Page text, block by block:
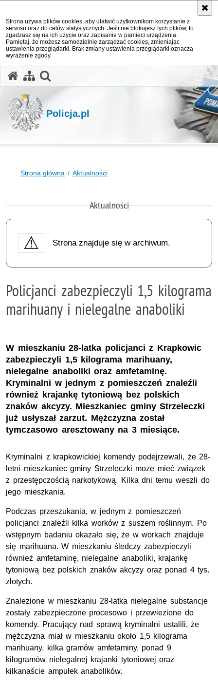
Strona używa plików cookies, aby ułatwić użytkownikom korzystanie z
serwisu oraz do celów statystycznych. Jeśli nie blokujesz tych plików, to
zgadzasz się na ich użycie oraz zapisanie w pamięci urządzenia.
Pamiętaj, że możesz samodzielnie zarządzać cookies, zmieniając
ustawienia przeglądarki. Brak zmiany ustawienia przeglądarki oznacza
wyrażenie zgody.
Policja.pl
Strona główna Aktualności
Aktualności
Strona znajduje się w archiwum.
Policjanci zabezpieczyli 1,5 kilograma
marihuany i nielegalne anaboliki
W mieszkaniu 28-latka policjanci z Krapkowic
zabezpieczyli 1,5 kilograma marihuany,
nielegalne anaboliki oraz amfetaminę.
Kryminalni w jednym z pomieszczeń znaleźli
również krajankę tytoniową bez polskich
znaków akcyzy. Mieszkaniec gminy Strzeleczki
już usłyszał zarzut. Mężczyzna został
tymczasowo aresztowany na 3 miesiące.
Kryminalni z krapkowickiej komendy podejrzewali, że 28-
letni mieszkaniec gminy Strzeleczki może mieć związek
z przestępczością narkotykową. Kilka dni temu weszli do
jego mieszkania.
Podczas przeszukania, w jednym z pomieszczeń
policjanci znaleźli kilka worków z suszem roślinnym. Po
wstępnym badaniu okazało się, że w workach znajduje
się marihuana. W mieszkaniu śledczy zabezpieczyli
również amfetaminę, nielegalne anaboliki, krajankę
tytoniową bez polskich znaków akcyzy oraz ponad 4 tys.
złotych.
Znalezione w mieszkaniu 28-latka nielegalne substancje
zostały zabezpieczone procesowo i przewiezione do
komendy. Pracujący nad sprawą kryminalni ustalili, że
mężczyzna miał w mieszkaniu około 1,5 kilograma
marihuany, kilka gramów amfetaminy, ponad 9
kilogramów nielegalnej krajanki tytoniowej oraz
kilkanaście ampułek anabolików.